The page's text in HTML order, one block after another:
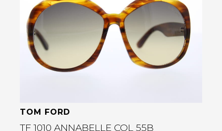
Bekijk deze bril
TOM FORD
TF 1010 ANNABELLE COL 55B